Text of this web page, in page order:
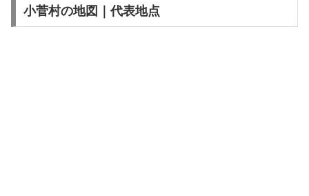
小菅村の地図｜代表地点